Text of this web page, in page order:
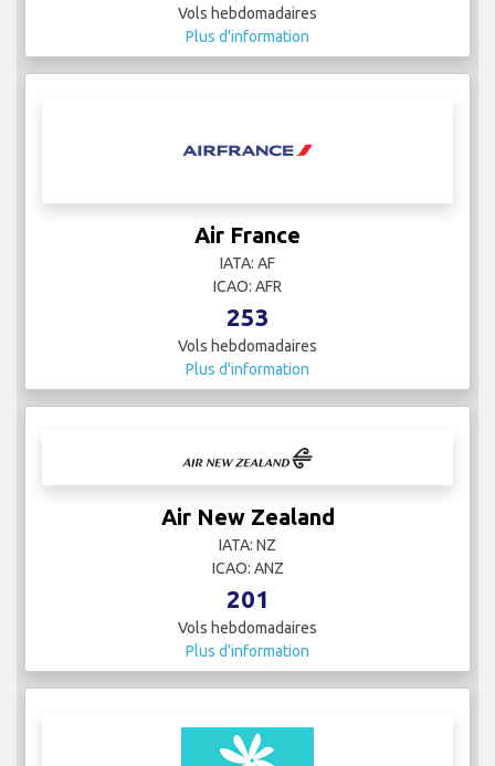
Vols hebdomadaires
Plus d'information
Air France
IATA: AF
ICAO: AFR
253
Vols hebdomadaires
Plus d'information
Air New Zealand
IATA: NZ
ICAO: ANZ
201
Vols hebdomadaires
Plus d'information